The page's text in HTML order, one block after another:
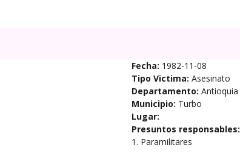
Fecha: 1982-11-08
Tipo Victima: Asesinato
Departamento: Antioquia
Municipio: Turbo
Lugar:
Presuntos responsables:
1. Paramilitares